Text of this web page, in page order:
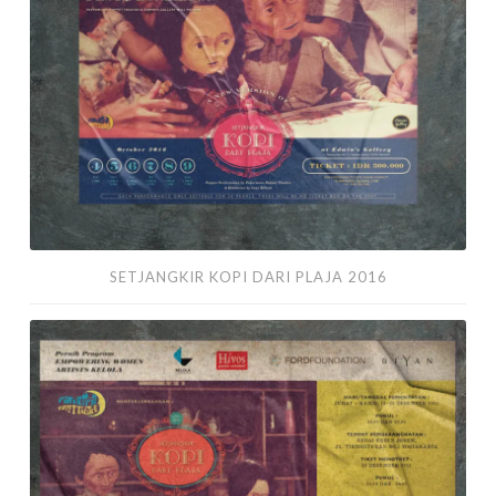
Plaja
2016
SETJANGKIR KOPI DARI PLAJA 2016
Setjangkir
Kopi
dari